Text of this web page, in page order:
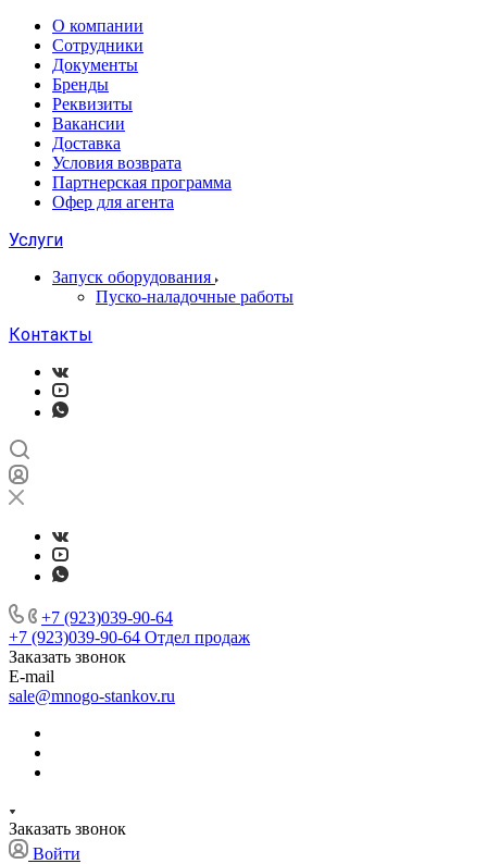
О компании
Сотрудники
Документы
Бренды
Реквизиты
Вакансии
Доставка
Условия возврата
Партнерская программа
Офер для агента
Услуги
Запуск оборудования
Пуско-наладочные работы
Контакты
+7 (923)039-90-64
+7 (923)039-90-64 Отдел продаж
Заказать звонок
E-mail
sale@mnogo-stankov.ru
Заказать звонок
Войти